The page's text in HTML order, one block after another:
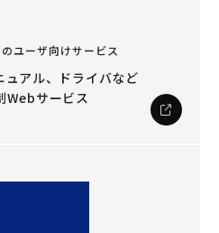
ユーザ向けサービス
ュアル、ドライバなど
Webサービス